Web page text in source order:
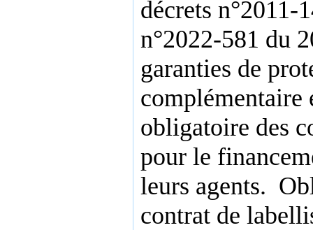
décrets n°2011-
n°2022-581 du
garanties de
complémentaire
obligatoire des
pour le
leurs agents.
contrat de